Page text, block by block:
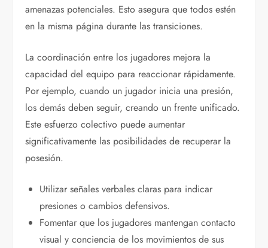
amenazas potenciales. Esto asegura que todos estén
en la misma página durante las transiciones.
La coordinación entre los jugadores mejora la
capacidad del equipo para reaccionar rápidamente.
Por ejemplo, cuando un jugador inicia una presión,
los demás deben seguir, creando un frente unificado.
Este esfuerzo colectivo puede aumentar
significativamente las posibilidades de recuperar la
posesión.
Utilizar señales verbales claras para indicar
presiones o cambios defensivos.
Fomentar que los jugadores mantengan contacto
visual y conciencia de los movimientos de sus